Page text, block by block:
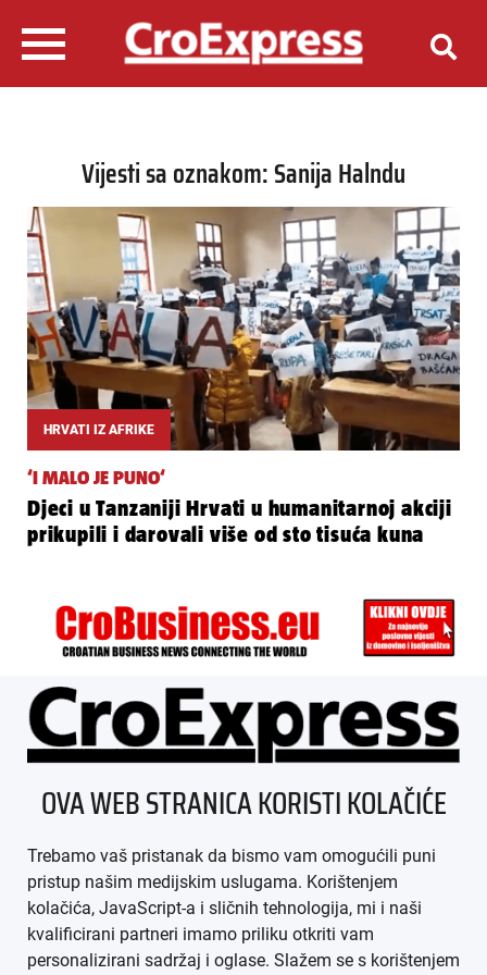
Vijesti sa oznakom: Sanija Halndu
HRVATI IZ AFRIKE
‘I MALO JE PUNO‘
Djeci u Tanzaniji Hrvati u humanitarnoj akciji
prikupili i darovali više od sto tisuća kuna
ÜBER UNS
IMPRESSUM
AGB
DATENSCHUTZ
OVA WEB STRANICA KORISTI KOLAČIĆE
Trebamo vaš pristanak da bismo vam omogućili puni
pristup našim medijskim uslugama. Korištenjem
kolačića, JavaScript-a i sličnih tehnologija, mi i naši
kvalificirani partneri imamo priliku otkriti vam
personalizirani sadržaj i oglase. Slažem se s korištenjem